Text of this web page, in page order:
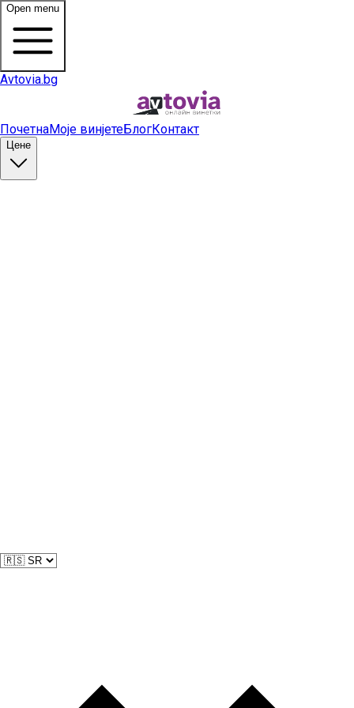
Open menu
Avtovia.bg
ПочетнаМоје винјетеБлогКонтакт
Цене